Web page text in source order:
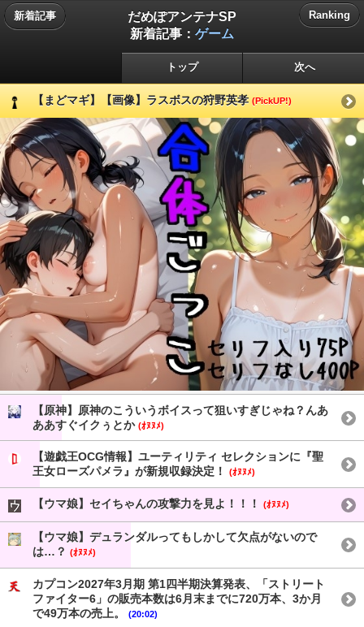
新着記事
だめぽアンテナSP
新着記事： ゲーム
Ranking
トップ 次へ
【まどマギ】【画像】ラスボスの狩野英孝 (PickUP!)
【原神】原神のこういうボイスって狙いすぎじゃね？んあ
ああすぐイクぅとか (ｵﾇﾇﾒ)
【遊戯王OCG情報】ユーティリティ セレクションに『聖
王女ローズパメラ』が新規収録決定！
(ｵﾇﾇﾒ)
【ウマ娘】セイちゃんの攻撃力を見よ！！！ (ｵﾇﾇﾒ)
【ウマ娘】デュランダルってもしかして欠点がないので
は…？ (ｵﾇﾇﾒ)
カプコン2027年3月期 第1四半期決算発表、「ストリート
ファイター6」の販売本数は6月末までに720万本、3か月
で49万本の売上。
(20:02)